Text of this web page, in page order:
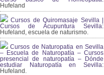
Hufeland
Cursos de Quiromasaje Sevilla |
Cursos de Acupuntura Sevilla:
Hufeland, escuela de naturismo.
Cursos de Naturopatia en Sevilla
– Escuela de Naturopatía – Cursos
presencial de naturopatía – Dónde
estudiar Naturopatía en Sevilla:
Hufeland.